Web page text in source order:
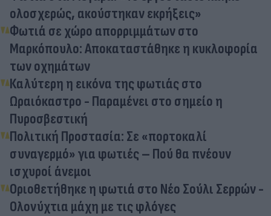
ολοσχερώς, ακούστηκαν εκρήξεις»
Φωτιά σε χώρο απορριμμάτων στο
Μαρκόπουλο: Αποκαταστάθηκε η κυκλοφορία
των οχημάτων
Καλύτερη η εικόνα της φωτιάς στο
Ωραιόκαστρο - Παραμένει στο σημείο η
Πυροσβεστική
Πολιτική Προστασία: Σε «πορτοκαλί
συναγερμό» για φωτιές – Πού θα πνέουν
ισχυροί άνεμοι
Οριοθετήθηκε η φωτιά στο Νέο Σούλι Σερρών -
Ολονύχτια μάχη με τις φλόγες